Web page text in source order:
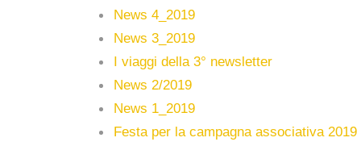
News 4_2019
News 3_2019
I viaggi della 3° newsletter
News 2/2019
News 1_2019
Festa per la campagna associativa